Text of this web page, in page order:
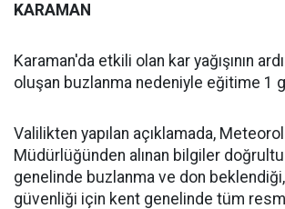
KARAMAN
Karaman'da etkili olan kar yağışının
oluşan buzlanma nedeniyle eğitime 1
Valilikten yapılan açıklamada,
Müdürlüğünden alınan bilgiler
genelinde buzlanma ve don
güvenliği için kent genelinde tüm